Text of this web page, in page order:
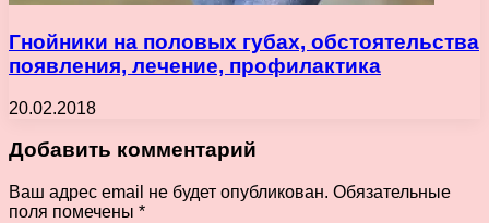
Гнойники на половых губах, обстоятельства
появления, лечение, профилактика
20.02.2018
Добавить комментарий
Ваш адрес email не будет опубликован. Обязательные
поля помечены *